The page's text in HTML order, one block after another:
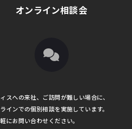
オンライン相談会
スへの来社、ご訪問が難しい場合に、
インでの個別相談を実施しています。
にお問い合わせください。